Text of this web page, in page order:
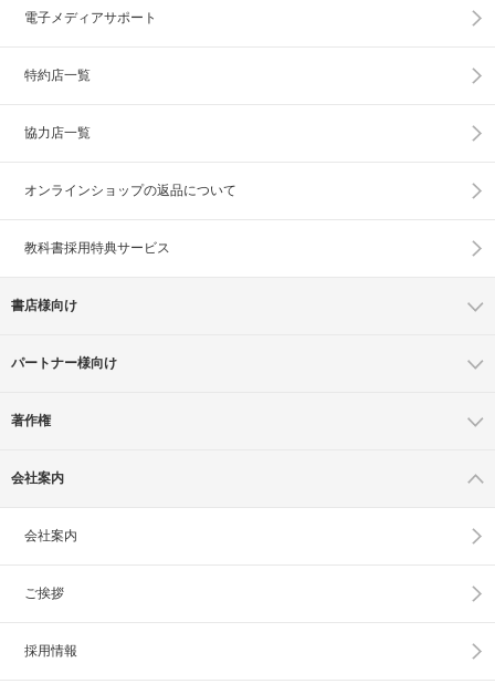
電子メディアサポート
特約店一覧
協力店一覧
オンラインショップの返品について
教科書採用特典サービス
書店様向け
パートナー様向け
著作権
会社案内
会社案内
ご挨拶
採用情報